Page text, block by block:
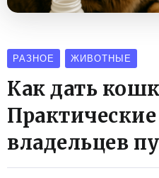
РАЗНОЕ ЖИВОТНЫЕ
Как дать
владельцев